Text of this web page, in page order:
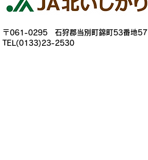
〒061-0295 石狩郡当別町錦町53番地57
TEL(0133)23-2530